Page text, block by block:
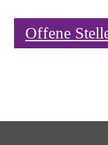
Offene